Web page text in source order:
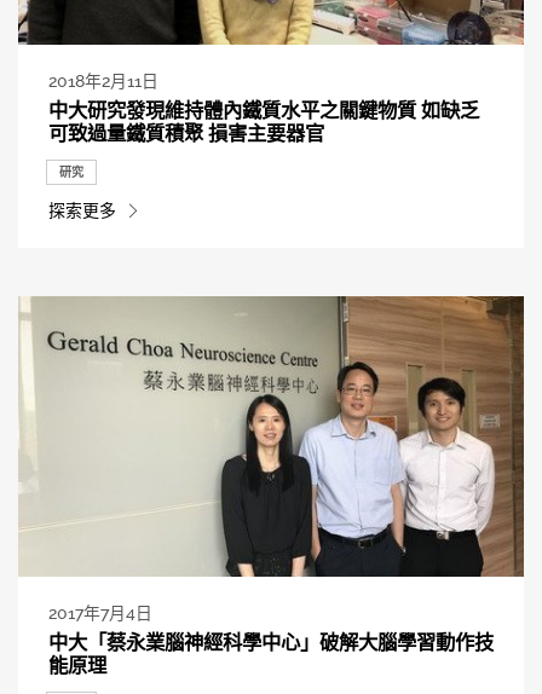
2018年2月11日
中大研究發現維持體內鐵質水平之關鍵物質 如缺乏
可致過量鐵質積聚 損害主要器官
研究
探索更多
2017年7月4日
中大「蔡永業腦神經科學中心」破解大腦學習動作技
能原理